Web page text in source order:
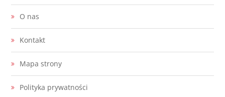
O nas
Kontakt
Mapa strony
Polityka prywatności